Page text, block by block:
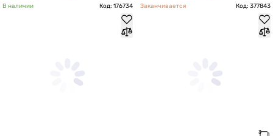
В наличии Код: 176734 Заканчивается Код: 377843